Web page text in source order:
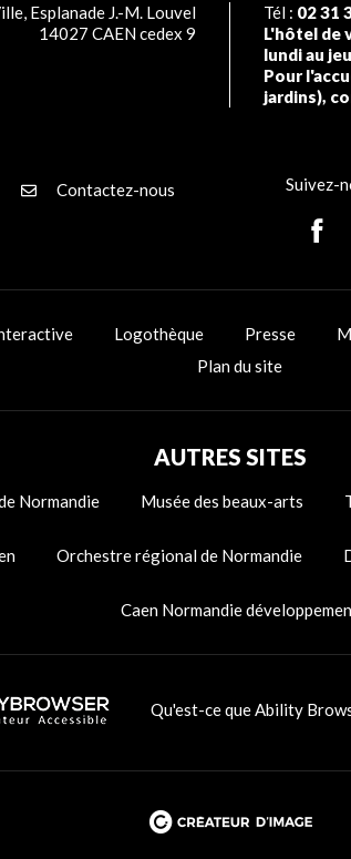
Esplanade J.-M. Louvel
14027 CAEN cedex 9
Tél : 02 31
L'hôtel de
lundi au
Pour
jardins),
Contactez-nous Suivez-
Logothèque Presse
Plan du site
AUTRES SITES
Normandie Musée des beaux-arts
Orchestre régional de Normandie
Caen Normandie
Qu'est-ce que Ability